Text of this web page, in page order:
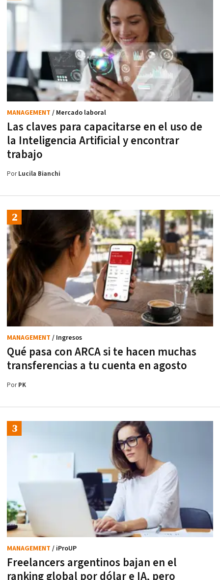
Las claves para capacitarse en el uso de
la Inteligencia Artificial y encontrar
trabajo
MANAGEMENT / Mercado laboral
PorLucila Bianchi
Qué pasa con ARCA si te hacen muchas
transferencias a tu cuenta en agosto
MANAGEMENT / Ingresos
PorPK
Freelancers argentinos bajan en el
ranking global por dólar e IA, pero
MANAGEMENT / iProUP